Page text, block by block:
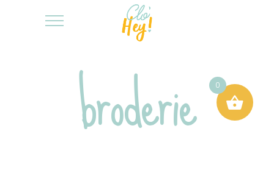
broderie 0